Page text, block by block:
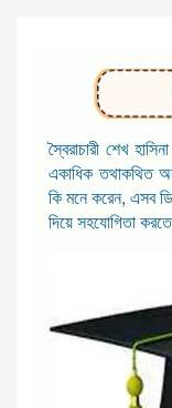
স্বৈরাচারী শেখ
একাধিক তথাকথিত
কি মনে করেন, এসব
দিয়ে সহযোগিতা